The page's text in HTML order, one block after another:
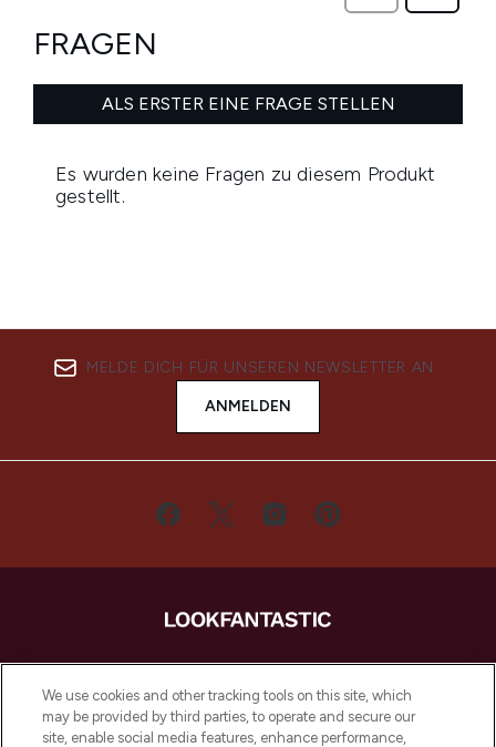
MELDE DICH FÜR UNSEREN NEWSLETTER AN
ANMELDEN
LOOKFANTASTIC ist Europas ultimativer
Beauty-Onlineshop mit den besten
Produkten aus Haut- und Haarpflege
sowie Make-Up von über 200
We use cookies and other tracking tools on this site, which
may be provided by third parties, to operate and secure our
site, enable social media features, enhance performance,